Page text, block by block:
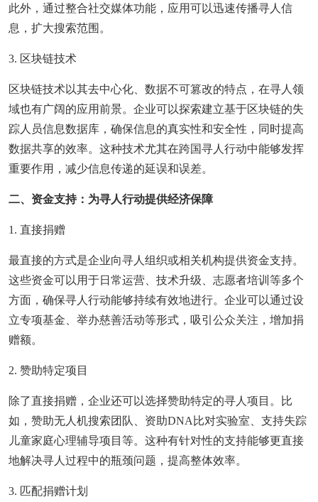
此外，通过整合社交媒体功能，应用可以迅速传播寻人信
息，扩大搜索范围。
3. 区块链技术
区块链技术以其去中心化、数据不可篡改的特点，在寻人领
域也有广阔的应用前景。企业可以探索建立基于区块链的失
踪人员信息数据库，确保信息的真实性和安全性，同时提高
数据共享的效率。这种技术尤其在跨国寻人行动中能够发挥
重要作用，减少信息传递的延误和误差。
二、资金支持：为寻人行动提供经济保障
1. 直接捐赠
最直接的方式是企业向寻人组织或相关机构提供资金支持。
这些资金可以用于日常运营、技术升级、志愿者培训等多个
方面，确保寻人行动能够持续有效地进行。企业可以通过设
立专项基金、举办慈善活动等形式，吸引公众关注，增加捐
赠额。
2. 赞助特定项目
除了直接捐赠，企业还可以选择赞助特定的寻人项目。比
如，赞助无人机搜索团队、资助DNA比对实验室、支持失踪
儿童家庭心理辅导项目等。这种有针对性的支持能够更直接
地解决寻人过程中的瓶颈问题，提高整体效率。
3. 匹配捐赠计划